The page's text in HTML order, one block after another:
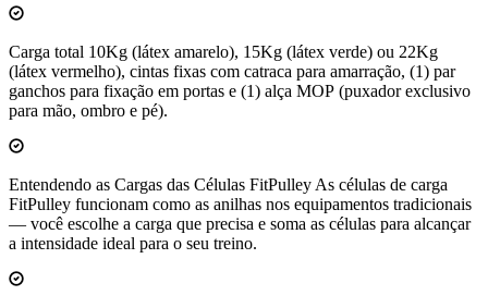
Carga total 10Kg (látex amarelo), 15Kg (látex verde) ou 22Kg
(látex vermelho), cintas fixas com catraca para amarração, (1) par
ganchos para fixação em portas e (1) alça MOP (puxador exclusivo
para mão, ombro e pé).
Entendendo as Cargas das Células FitPulley As células de carga
FitPulley funcionam como as anilhas nos equipamentos tradicionais
— você escolhe a carga que precisa e soma as células para alcançar
a intensidade ideal para o seu treino.